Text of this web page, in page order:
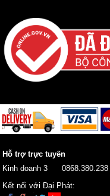
Hỗ trợ trực tuyến
Kinh doanh 3
0868.380.238
Kết nối với Đại Phát: